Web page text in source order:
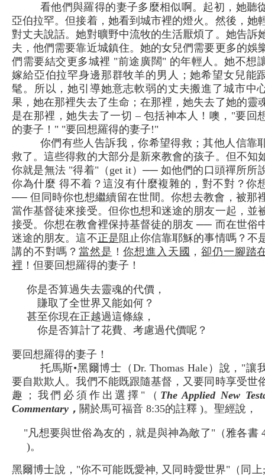
看他們與羅得的妻子多麼相似啊。起初，她聽
亞伯拉罕。但接着，她看到城市裡的燈火。然後，她
對丈夫說話。她對曠野中流牧的生活厭煩了。她告訴
夫，他們需要靠近城鎮住。她的女兒們需要更多的娛
們需要結交更多城裡 "前途廣闊" 的年輕人。她不想
嫁給亞伯拉罕身邊那群牧羊的男人；她希望女兒能
髦。所以，她引導她意志軟弱的丈夫搬進了城市中
果，她在那裡失去了生命；在那裡，她失去了她的靈
是在那裡，她失去了一切 – 包括神本人！噢，"要回
的妻子！" "要回想羅得的妻子!"
你們有些人告訴我，你希望得救；其他人信靠
救了。這些得救的大部分是新來教會的孩子。但不知
你就是無法 "得着"（get it）── 如他們的口頭禪所所
你為什麼 得不着？這沒有什麼複雜的，對不對？你
── 但同時你也想繼續留在世間。你想去教會，被那
當作基督徒來接受。但你也想和迷途的朋友一起，並
接受。你想在教會裡保持基督徒的朋友 ── 而在世俗
迷途的朋友。這不正是 阻止你信靠耶穌的事情嗎？不
講的不對嗎？ 當然是 ！你想進入天國 ，卻仍一腳踏
裡 ！但要回想羅得的妻子！
你是否算過失去靈魂的代價，
賺取了全世界又能如何？
甚至你現在正越過這條線，
你是否算計了花費、考慮過代價呢？
要回想羅得的妻子！
托馬斯•黑爾博士（Dr. Thomas Hale）說，"讓
要自欺欺人。我們不能既跟隨基督，又要同時享受世
趣；我們必須作出選擇"（ The Applied New
Commentary， 關於馬可福音 8:35的註釋 )。聖經說，
"凡想要與世俗為友的，就是與神為敵了"（雅各書
)。
黑爾博士說，"你不可能既愛神, 又同時愛世界"（同上